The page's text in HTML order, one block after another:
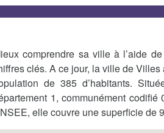
comprendre sa ville à l’aide
clés. A ce jour, la ville de Villes
de 385 d’habitants.
1, communément codifié
elle couvre une superficie de